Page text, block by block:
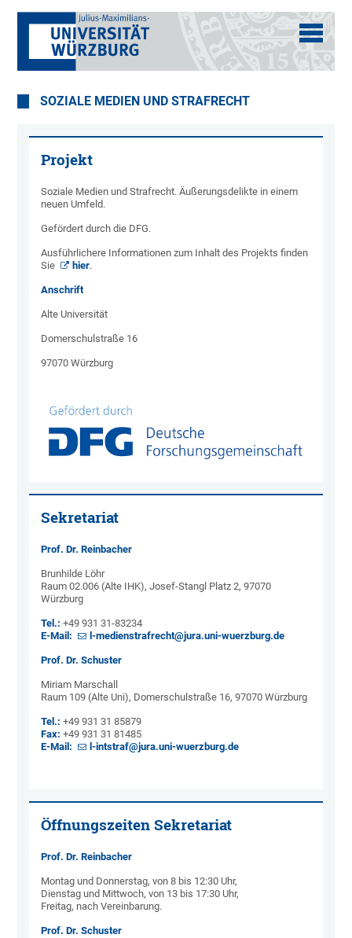
SOZIALE MEDIEN UND STRAFRECHT
Projekt
Soziale Medien und Strafrecht. Äußerungsdelikte in einem
neuen Umfeld.
Gefördert durch die DFG.
Ausführlichere Informationen zum Inhalt des Projekts finden
Sie
hier.
Anschrift
Alte Universität
Domerschulstraße 16
97070 Würzburg
Sekretariat
Prof. Dr. Reinbacher
Brunhilde Löhr
Raum 02.006 (Alte IHK), Josef-Stangl Platz 2, 97070
Würzburg
Tel.: +49 931 31-83234
E-Mail:
l-medienstrafrecht@jura.uni-wuerzburg.de
Prof. Dr. Schuster
Miriam Marschall
Raum 109 (Alte Uni), Domerschulstraße 16, 97070 Würzburg
Tel.: +49 931 31 85879
Fax: +49 931 31 81485
E-Mail:
l-intstraf@jura.uni-wuerzburg.de
Öffnungszeiten Sekretariat
Prof. Dr. Reinbacher
Montag und Donnerstag, von 8 bis 12:30 Uhr,
Dienstag und Mittwoch, von 13 bis 17:30 Uhr,
Freitag, nach Vereinbarung.
Prof. Dr. Schuster